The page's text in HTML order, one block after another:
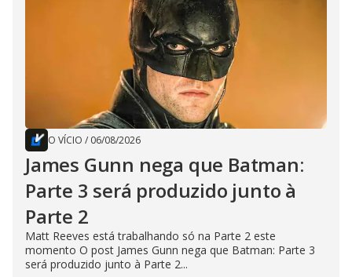
O VÍCIO / 06/08/2026
James Gunn nega que Batman:
Parte 3 será produzido junto à
Parte 2
Matt Reeves está trabalhando só na Parte 2 este
momento O post James Gunn nega que Batman: Parte 3
será produzido junto à Parte 2...